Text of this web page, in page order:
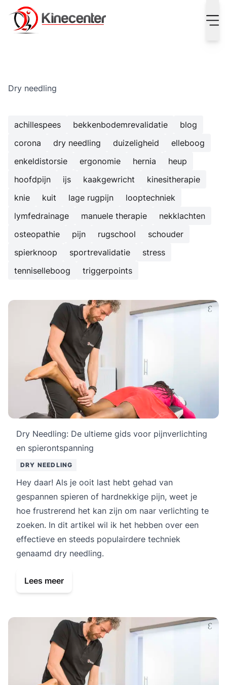
Kinecenter Blog - alles over kinesitherapie
Dry needling
achillespees bekkenbodemrevalidatie
blog
corona
dry needling duizeligheid
elleboog
enkeldistorsie
ergonomie hernia
heup
hoofdpijn
ijs kaakgewricht
kinesitherapie
knie
kuit lage rugpijn
looptechniek
lymfedrainage
manuele therapie
nekklachten
osteopathie
pijn rugschool
schouder
spierknoop
sportrevalidatie
stress
tenniselleboog
triggerpoints
Dry Needling: De ultieme gids voor pijnverlichting
en spierontspanning
DRY NEEDLING
Hey daar! Als je ooit last hebt gehad van
gespannen spieren of hardnekkige pijn, weet je
hoe frustrerend het kan zijn om naar verlichting te
zoeken. In dit artikel wil ik het hebben over een
effectieve en steeds populairdere techniek
genaamd dry needling.
Lees meer